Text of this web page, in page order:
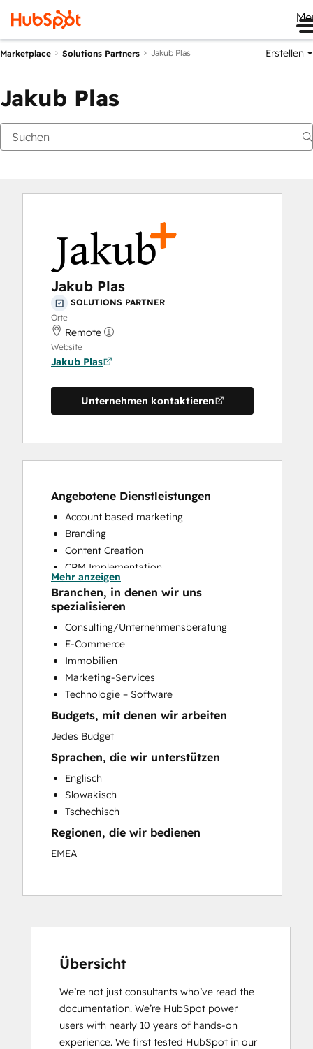
Marketplace Solutions Partners Jakub Plas Erstellen
Jakub Plas
Jakub Plas
SOLUTIONS PARTNER
Orte
Remote
Website
Jakub Plas
Unternehmen kontaktieren
Angebotene Dienstleistungen
Account based marketing
Branding
Content Creation
CRM Implementation
CRM Migration
Email Marketing
Sales and Marketing Alignment
Sales Enablement
Website Design
Website Development
Website Migration
Mehr anzeigen
Branchen, in denen wir uns
spezialisieren
Consulting/Unternehmensberatung
E-Commerce
Immobilien
Marketing-Services
Technologie – Software
Budgets, mit denen wir arbeiten
Jedes Budget
Sprachen, die wir unterstützen
Englisch
Slowakisch
Tschechisch
Regionen, die wir bedienen
EMEA
Übersicht
We’re not just consultants who’ve read the
documentation. We’re HubSpot power
users with nearly 10 years of hands-on
experience. We first tested HubSpot in our